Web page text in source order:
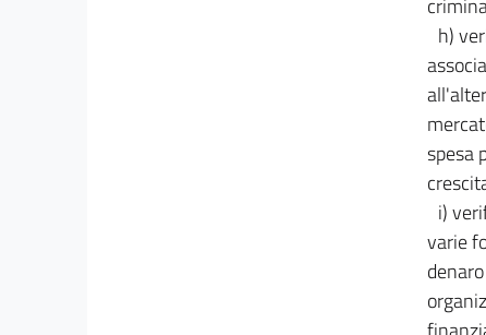
h)
spesa
i)
varie